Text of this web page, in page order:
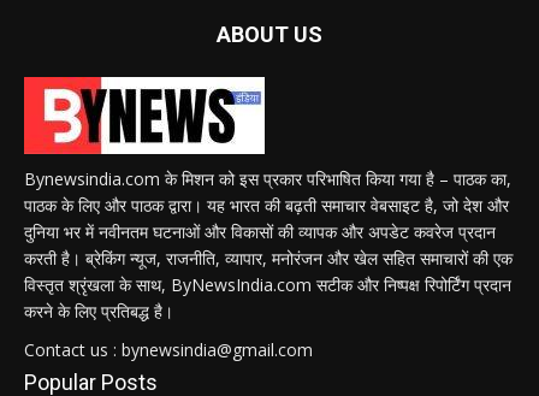
ABOUT US
Bynewsindia.com के मिशन को इस प्रकार परिभाषित किया गया है – पाठक का,
पाठक के लिए और पाठक द्वारा। यह भारत की बढ़ती समाचार वेबसाइट है, जो देश और
दुनिया भर में नवीनतम घटनाओं और विकासों की व्यापक और अपडेट कवरेज प्रदान
करती है। ब्रेकिंग न्यूज, राजनीति, व्यापार, मनोरंजन और खेल सहित समाचारों की एक
विस्तृत श्रृंखला के साथ, ByNewsIndia.com सटीक और निष्पक्ष रिपोर्टिंग प्रदान
करने के लिए प्रतिबद्ध है।
Contact us : bynewsindia@gmail.com
Popular Posts